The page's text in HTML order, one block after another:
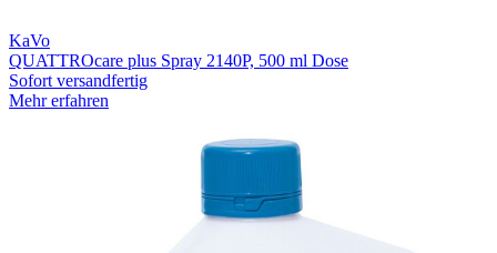
KaVo
QUATTROcare plus Spray 2140P, 500 ml Dose
Sofort versandfertig
Mehr erfahren